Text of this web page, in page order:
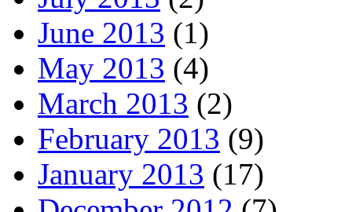
June 2013 (1)
May 2013 (4)
March 2013 (2)
February 2013 (9)
January 2013 (17)